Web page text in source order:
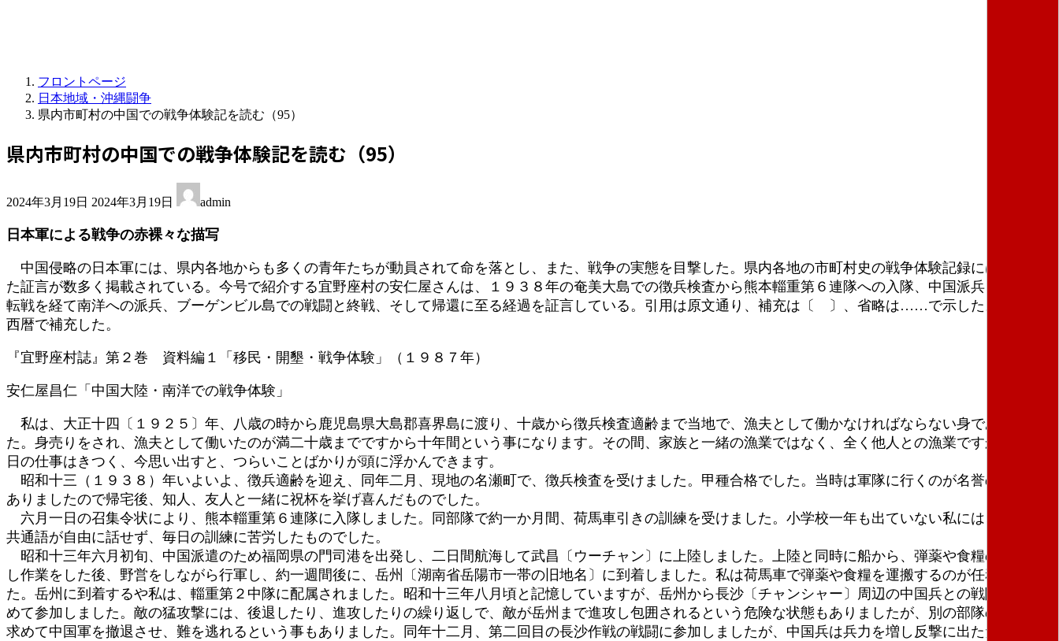
フロントページ
日本地域・沖縄闘争
県内市町村の中国での戦争体験記を読む（95）
県内市町村の中国での戦争体験記を読む（95）
2024年3月19日 終
新
時
2024年3月19日 admin
日本軍による戦争の赤裸々な描写
中国侵略の日本軍には、県内各地からも多くの青年たちが動員されて命を落とし、また、戦争の実態を目撃した。県内各地の市町村史の戦争体験記録にはそうし
た証言が数多く掲載されている。今号で紹介する宜野座村の安仁屋さんは、１９３８年の奄美大島での徴兵検査から熊本輜重第６連隊への入隊、中国派兵、各地の
転戦を経て南洋への派兵、ブーゲンビル島での戦闘と終戦、そして帰還に至る経過を証言している。引用は原文通り、補充は〔 〕、省略は……で示した。年号を
西暦で補充した。
『宜野座村誌』第２巻 資料編１「移民・開墾・戦争体験」（１９８７年）
安仁屋昌仁「中国大陸・南洋での戦争体験」
私は、大正十四〔１９２５〕年、八歳の時から鹿児島県大島郡喜界島に渡り、十歳から徴兵検査適齢まで当地で、漁夫として働かなければならない身でありまし
た。身売りをされ、漁夫として働いたのが満二十歳までですから十年間という事になります。その間、家族と一緒の漁業ではなく、全く他人との漁業ですから、毎
日の仕事はきつく、今思い出すと、つらいことばかりが頭に浮かんできます。
昭和十三（１９３８）年いよいよ、徴兵適齢を迎え、同年二月、現地の名瀬町で、徴兵検査を受けました。甲種合格でした。当時は軍隊に行くのが名誉の時代で
ありましたので帰宅後、知人、友人と一緒に祝杯を挙げ喜んだものでした。
六月一日の召集令状により、熊本輜重第６連隊に入隊しました。同部隊で約一か月間、荷馬車引きの訓練を受けました。小学校一年も出ていない私には、第一に
共通語が自由に話せず、毎日の訓練に苦労したものでした。
昭和十三年六月初旬、中国派遣のため福岡県の門司港を出発し、二日間航海して武昌〔ウーチャン〕に上陸しました。上陸と同時に船から、弾薬や食糧の荷降ろ
し作業をした後、野営をしながら行軍し、約一週間後に、岳州〔湖南省岳陽市一帯の旧地名〕に到着しました。私は荷馬車で弾薬や食糧を運搬するのが任務でし
た。岳州に到着するや私は、輜重第２中隊に配属されました。昭和十三年八月頃と記憶していますが、岳州から長沙〔チャンシャー〕周辺の中国兵との戦闘にはじ
めて参加しました。敵の猛攻撃には、後退したり、進攻したりの繰り返しで、敵が岳州まで進攻し包囲されるという危険な状態もありましたが、別の部隊の応援を
求めて中国軍を撤退させ、難を逃れるという事もありました。同年十二月、第二回目の長沙作戦の戦闘に参加しましたが、中国兵は兵力を増し反撃に出たため日本